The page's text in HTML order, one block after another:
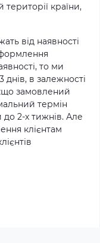
країни,
від наявності
то ми
в залежності
замовлений
термін
2-х тижнів. Але
клієнтам